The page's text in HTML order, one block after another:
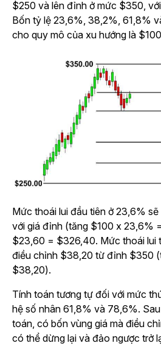
$250 và lên đỉnh ở mức $350,
Bốn tỷ lệ 23,6%, 38,2%, 61,8%
cho quy mô của xu hướng là
Mức thoái lui đầu tiên ở 23,6%
với giá đỉnh (tăng $100 x 23,6%
$23,60 = $326,40. Mức thoái lui
điều chỉnh $38,20 từ đỉnh $350
$38,20).
Tính toán tương tự đối với mức
hệ số nhân 61,8% và 78,6%.
toán, có bốn vùng giá mà điều
có thể dừng lại và đảo ngược trở